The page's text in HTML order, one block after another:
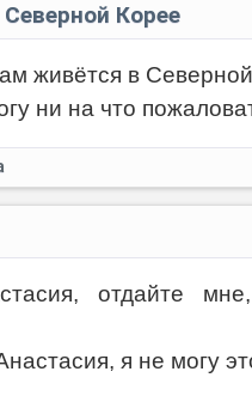
Корее
живётся в
ни на что
отдайте мне,
я не могу